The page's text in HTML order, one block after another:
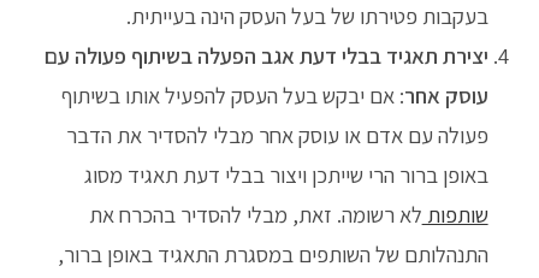
בעקבות פטירתו של בעל העסק הינה בעייתית.
יצירת תאגיד בבלי דעת אגב הפעלה בשיתוף פעולה עם
עוסק אחר: אם יבקש בעל העסק להפעיל אותו בשיתוף
פעולה עם אדם או עוסק אחר מבלי להסדיר את הדבר
באופן ברור הרי שייתכן ויצור בבלי דעת תאגיד מסוג
שותפות לא רשומה. זאת, מבלי להסדיר בהכרח את
התנהלותם של השותפים במסגרת התאגיד באופן ברור,